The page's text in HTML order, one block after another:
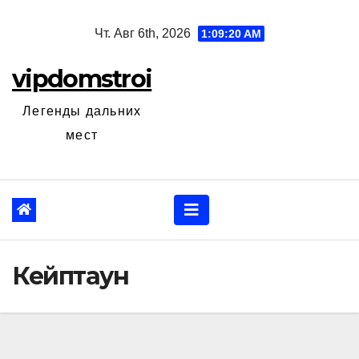
Чт. Авг 6th, 2026 1:09:21 AM
vipdomstroi
Легенды дальних
мест
Кейптаун